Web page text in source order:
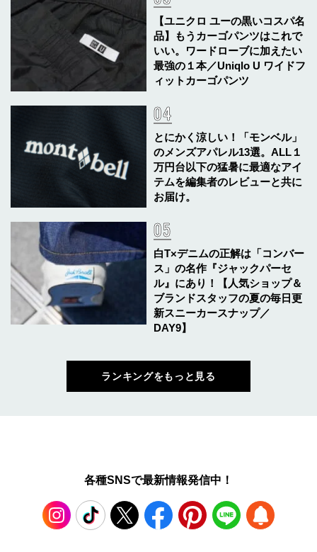
【ユニクロ ユーの黒いコスパ名
品】もうカーゴパンツはこれで
いい。ワードローブに加えたい
最強の１本／Uniqlo U ワイドフ
ィットカーゴパンツ
とにかく涼しい！「モンベル」
のメンズアパレル13選。ALL１
万円台以下の猛暑に最適なアイ
テムを編集者のレビューと共に
お届け。
白T×デニムの正解は「コンバー
ス」の名作『ジャックパーセ
ル』にあり！【人気ショップ＆
ブランドスタッフの夏の毎日更
新スニーカースナップ／
DAY9】
ランキングをもっと見る
各種SNSで最新情報発信中！